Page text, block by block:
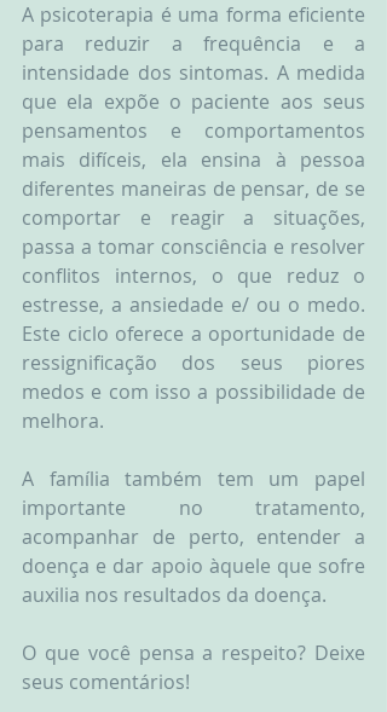
A psicoterapia é uma forma eficiente
para reduzir a frequência e a
intensidade dos sintomas. A medida
que ela expõe o paciente aos seus
pensamentos e comportamentos
mais difíceis, ela ensina à pessoa
diferentes maneiras de pensar, de se
comportar e reagir a situações,
passa a tomar consciência e resolver
conflitos internos, o que reduz o
estresse, a ansiedade e/ ou o medo.
Este ciclo oferece a oportunidade de
ressignificação dos seus piores
medos e com isso a possibilidade de
melhora.
A família também tem um papel
importante no tratamento,
acompanhar de perto, entender a
doença e dar apoio àquele que sofre
auxilia nos resultados da doença.
O que você pensa a respeito? Deixe
seus comentários!